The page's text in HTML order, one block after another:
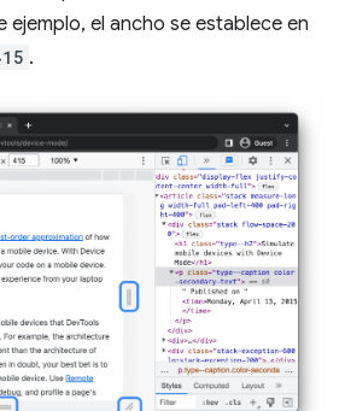
ejemplo, el ancho se establece en
.